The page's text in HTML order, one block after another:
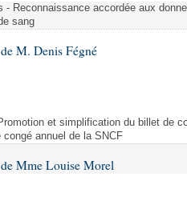
- Reconnaissance accordée aux
sang
M. Denis Fégné
et simplification du billet de
annuel de la SNCF
Mme Louise Morel